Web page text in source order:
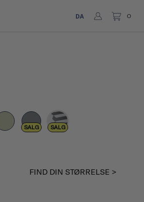
DA 0
SALG SALG
FIND DIN STØRRELSE >